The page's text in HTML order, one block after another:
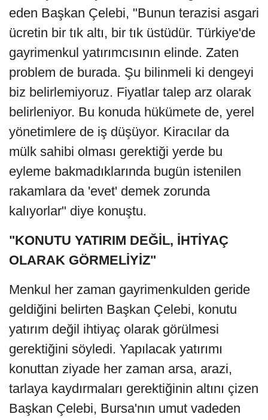
eden Başkan Çelebi, "Bunun terazisi asgari
ücretin bir tık altı, bir tık üstüdür. Türkiye'de
gayrimenkul yatırımcısının elinde. Zaten
problem de burada. Şu bilinmeli ki dengeyi
biz belirlemiyoruz. Fiyatlar talep arz olarak
belirleniyor. Bu konuda hükümete de, yerel
yönetimlere de iş düşüyor. Kiracılar da
mülk sahibi olması gerektiği yerde bu
eyleme bakmadıklarında bugün istenilen
rakamlara da 'evet' demek zorunda
kalıyorlar" diye konuştu.
"KONUTU YATIRIM DEĞİL, İHTİYAÇ
OLARAK GÖRMELİYİZ"
Menkul her zaman gayrimenkulden geride
geldiğini belirten Başkan Çelebi, konutu
yatırım değil ihtiyaç olarak görülmesi
gerektiğini söyledi. Yapılacak yatırımı
konuttan ziyade her zaman arsa, arazi,
tarlaya kaydırmaları gerektiğinin altını çizen
Başkan Çelebi, Bursa'nın umut vadeden